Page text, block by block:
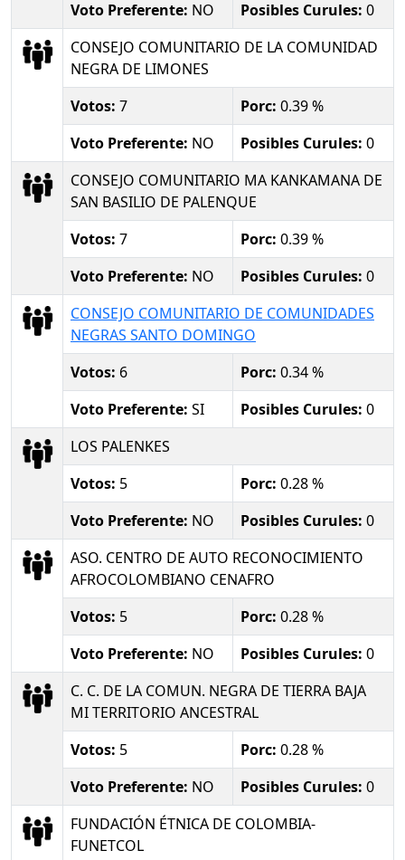
Voto Preferente: NO Posibles Curules: 0
CONSEJO COMUNITARIO DE LA COMUNIDAD
NEGRA DE LIMONES
Votos: 7 Porc: 0.39 %
Voto Preferente: NO Posibles Curules: 0
CONSEJO COMUNITARIO MA KANKAMANA DE
SAN BASILIO DE PALENQUE
Votos: 7 Porc: 0.39 %
Voto Preferente: NO Posibles Curules: 0
CONSEJO COMUNITARIO DE COMUNIDADES
NEGRAS SANTO DOMINGO
Votos: 6 Porc: 0.34 %
Voto Preferente: SI Posibles Curules: 0
LOS PALENKES
Votos: 5 Porc: 0.28 %
Voto Preferente: NO Posibles Curules: 0
ASO. CENTRO DE AUTO RECONOCIMIENTO
AFROCOLOMBIANO CENAFRO
Votos: 5 Porc: 0.28 %
Voto Preferente: NO Posibles Curules: 0
C. C. DE LA COMUN. NEGRA DE TIERRA BAJA
MI TERRITORIO ANCESTRAL
Votos: 5 Porc: 0.28 %
Voto Preferente: NO Posibles Curules: 0
FUNDACIÓN ÉTNICA DE COLOMBIA-
FUNETCOL